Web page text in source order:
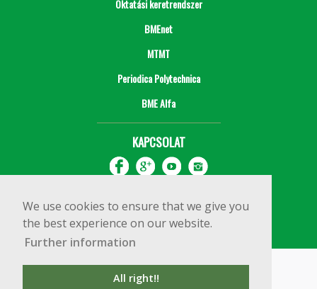
We use cookies to ensure that we give you
the best experience on our website.
Further information
All right!!
Oktatási keretrendszer
BMEnet
MTMT
Periodica Polytechnica
BME Alfa
KAPCSOLAT
Copyright © 2020 BME Építőmérnöki Kar
1111 Budapest, Műegyetem rkp. 3.